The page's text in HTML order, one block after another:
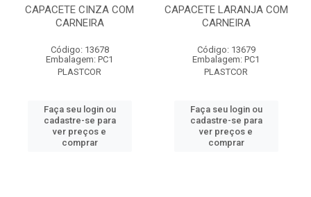
CAPACETE CINZA COM
CARNEIRA
Código: 13678
Embalagem: PC1
PLASTCOR
Faça seu login ou
cadastre-se para
ver preços e
comprar
CAPACETE LARANJA COM
CARNEIRA
Código: 13679
Embalagem: PC1
PLASTCOR
Faça seu login ou
cadastre-se para
ver preços e
comprar